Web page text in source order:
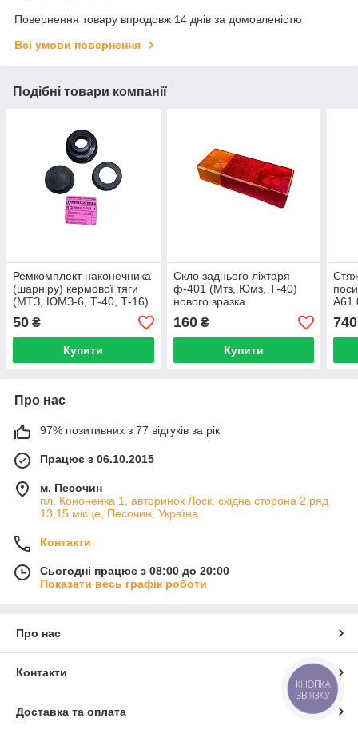
Повернення товару впродовж 14 днів за домовленістю
Всі умови повернення
Подібні товари компанії
Ремкомплект наконечника
(шарніру) кермової тяги
(МТЗ, ЮМЗ-6, Т-40, Т-16)
без пальця Т-478
50 ₴
Купити
Скло заднього ліхтаря
ф-401 (Мтз, Юмз, Т-40)
нового зразка
160₴
Купити
740
Про нас
97% позитивних з 77 відгуків за рік
Працює з 06.10.2015
м. Песочин
пл. Кононенка 1, авторинок Лоск, східна сторона 2 ряд
13,15 місце, Песочин, Україна
Контакти
Сьогодні працює з 08:00 до 20:00
Показати весь графік роботи
Про нас
Контакти
Доставка та оплата
КНОПКА
ЗВ'ЯЗКУ